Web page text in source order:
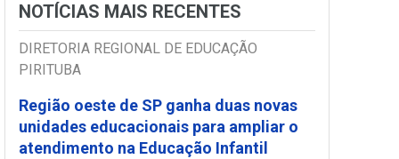
NOTÍCIAS MAIS RECENTES
DIRETORIA REGIONAL DE EDUCAÇÃO
PIRITUBA
Região oeste de SP ganha duas novas
unidades educacionais para ampliar o
atendimento na Educação Infantil